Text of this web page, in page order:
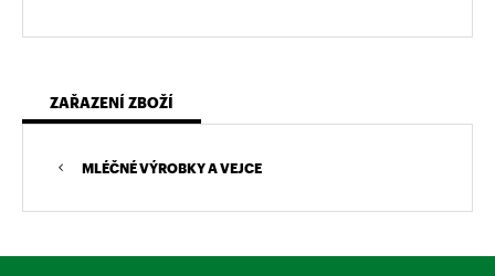
ZAŘAZENÍ ZBOŽÍ
MLÉČNÉ VÝROBKY A VEJCE